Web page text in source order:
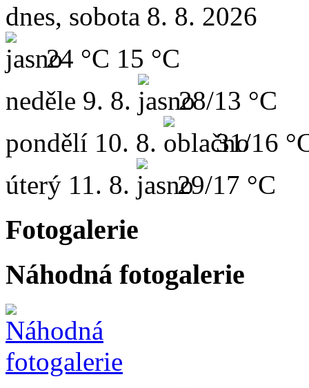
dnes, sobota 8. 8. 2026
24 °C 15 °C
neděle 9. 8.
28/13 °C
pondělí 10. 8.
31/16
úterý 11. 8. 29/17 °C
Fotogalerie
Náhodná fotogalerie